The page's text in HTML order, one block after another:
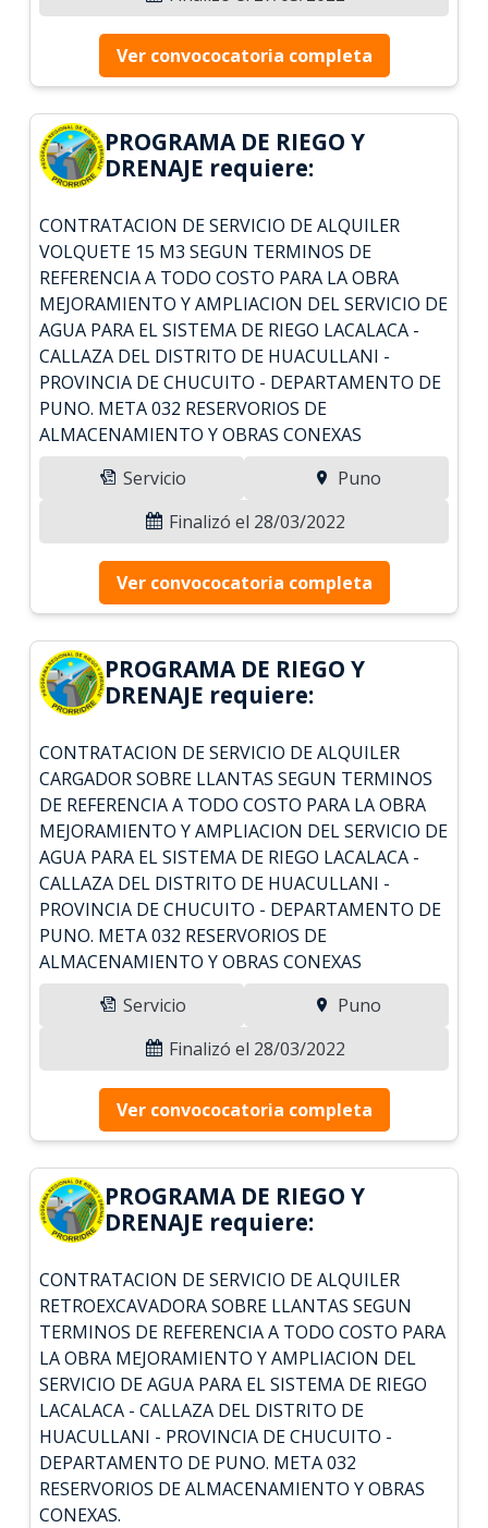
Ver convococatoria completa
PROGRAMA DE RIEGO Y
DRENAJE requiere:
CONTRATACION DE SERVICIO DE ALQUILER
VOLQUETE 15 M3 SEGUN TERMINOS DE
REFERENCIA A TODO COSTO PARA LA OBRA
MEJORAMIENTO Y AMPLIACION DEL SERVICIO DE
AGUA PARA EL SISTEMA DE RIEGO LACALACA -
CALLAZA DEL DISTRITO DE HUACULLANI -
PROVINCIA DE CHUCUITO - DEPARTAMENTO DE
PUNO. META 032 RESERVORIOS DE
ALMACENAMIENTO Y OBRAS CONEXAS
Servicio
Puno
Finalizó el 28/03/2022
Ver convococatoria completa
PROGRAMA DE RIEGO Y
DRENAJE requiere:
CONTRATACION DE SERVICIO DE ALQUILER
CARGADOR SOBRE LLANTAS SEGUN TERMINOS
DE REFERENCIA A TODO COSTO PARA LA OBRA
MEJORAMIENTO Y AMPLIACION DEL SERVICIO DE
AGUA PARA EL SISTEMA DE RIEGO LACALACA -
CALLAZA DEL DISTRITO DE HUACULLANI -
PROVINCIA DE CHUCUITO - DEPARTAMENTO DE
PUNO. META 032 RESERVORIOS DE
ALMACENAMIENTO Y OBRAS CONEXAS
Servicio
Puno
Finalizó el 28/03/2022
Ver convococatoria completa
PROGRAMA DE RIEGO Y
DRENAJE requiere:
CONTRATACION DE SERVICIO DE ALQUILER
RETROEXCAVADORA SOBRE LLANTAS SEGUN
TERMINOS DE REFERENCIA A TODO COSTO PARA
LA OBRA MEJORAMIENTO Y AMPLIACION DEL
SERVICIO DE AGUA PARA EL SISTEMA DE RIEGO
LACALACA - CALLAZA DEL DISTRITO DE
HUACULLANI - PROVINCIA DE CHUCUITO -
DEPARTAMENTO DE PUNO. META 032
RESERVORIOS DE ALMACENAMIENTO Y OBRAS
CONEXAS.